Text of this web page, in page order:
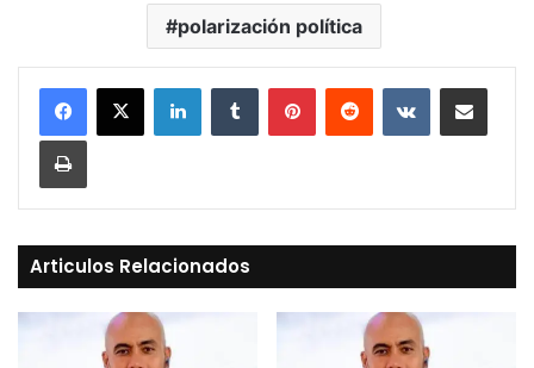
polarización política
LinkedInTumblr PinterestReddit VKontakteCompartir vía Mail
Print
Articulos Relacionados